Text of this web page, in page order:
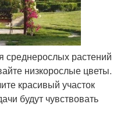
растений
низкорослые цветы.
красивый участок
будут чувствовать